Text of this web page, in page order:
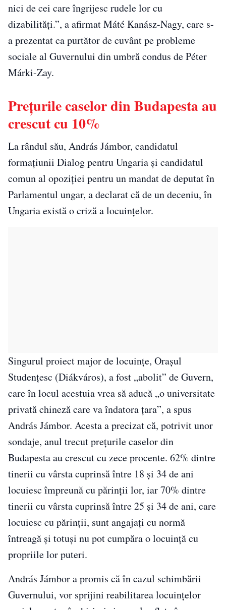
nici de cei care îngrijesc rudele lor cu
dizabilităţi.”, a afirmat Máté Kanász-Nagy, care s-
a prezentat ca purtător de cuvânt pe probleme
sociale al Guvernului din umbră condus de Péter
Márki-Zay.
Prețurile caselor din Budapesta au
crescut cu 10%
La rândul său, András Jámbor, candidatul
formaţiunii Dialog pentru Ungaria şi candidatul
comun al opoziţiei pentru un mandat de deputat în
Parlamentul ungar, a declarat că de un deceniu, în
Ungaria există o criză a locuinţelor.
Singurul proiect major de locuinţe, Oraşul
Studenţesc (Diákváros), a fost „abolit” de Guvern,
care în locul acestuia vrea să aducă „o universitate
privată chineză care va îndatora ţara”, a spus
András Jámbor. Acesta a precizat că, potrivit unor
sondaje, anul trecut prețurile caselor din
Budapesta au crescut cu zece procente. 62% dintre
tinerii cu vârsta cuprinsă între 18 şi 34 de ani
locuiesc împreună cu părinţii lor, iar 70% dintre
tinerii cu vârsta cuprinsă între 25 şi 34 de ani, care
locuiesc cu părinţii, sunt angajaţi cu normă
întreagă şi totuşi nu pot cumpăra o locuinţă cu
propriile lor puteri.
András Jámbor a promis că în cazul schimbării
Guvernului, vor sprijini reabilitarea locuinţelor